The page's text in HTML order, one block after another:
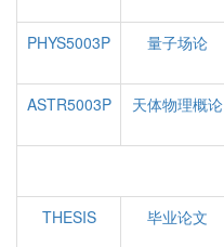
PHYS5003P
量子场论
ASTR5003P
天体物理概论
THESIS 毕业论文